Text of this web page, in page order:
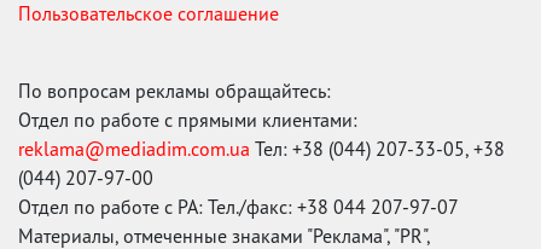
Пользовательское соглашение
По вопросам рекламы обращайтесь:
Отдел по работе с прямыми клиентами:
reklama@mediadim.com.ua Тел: +38 (044) 207-33-05, +38
(044) 207-97-00
Отдел по работе с РА: Тел./факс: +38 044 207-97-07
Материалы, отмеченные знаками "Реклама", "PR",